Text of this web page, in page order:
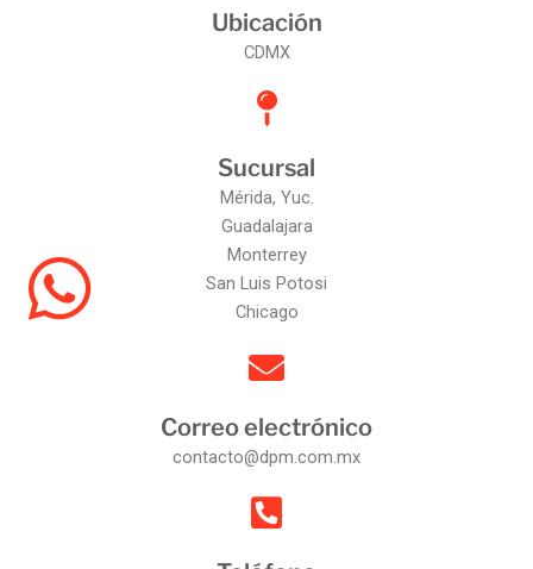
Ubicación
CDMX
Sucursal
Mérida, Yuc.
Guadalajara
Monterrey
San Luis Potosi
Chicago
Correo electrónico
contacto@dpm.com.mx